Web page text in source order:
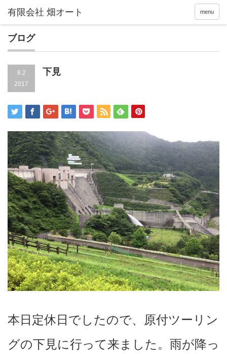
menu
ブログ
8.2
2017
下見
本日定休日でしたので、原付ツーリン
グの下見に行って来ました。雨が降っ